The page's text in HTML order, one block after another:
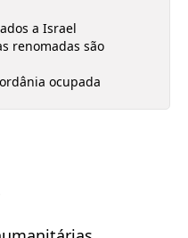
a Israel
renomadas são
ocupada